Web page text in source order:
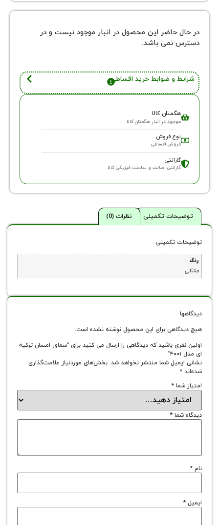
در حال حاضر این محصول در انبار موجود نیست و در
دسترس نمی باشد.
شرایط و ضوابط خرید اقساطی
هگمتان کالا
موجود در انبار هگمتان کالا
نوع فروش
فروش اقساطی
گارانتی
گارانتی اصالت و سلامت فیزیکی کالا
توضیحات تکمیلی نظرات (0)
توضیحات تکمیلی
رنگ
مشکی
دیدگاهها
هیچ دیدگاهی برای این محصول نوشته نشده است.
اولین نفری باشید که دیدگاهی را ارسال می کنید برای “سماور امسان ترکیه
ای مدل ۴۰۰۱”
نشانی ایمیل شما منتشر نخواهد شد. بخش‌های موردنیاز علامت‌گذاری
شده‌اند *
امتیاز شما *
دیدگاه شما *
نام *
ایمیل *